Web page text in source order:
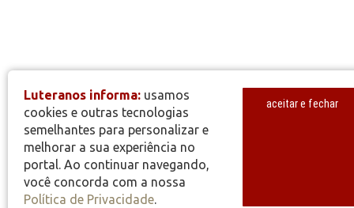
Luteranos informa: usamos
cookies e outras tecnologias
semelhantes para personalizar e
melhorar a sua experiência no
portal. Ao continuar navegando,
você concorda com a nossa
Política de Privacidade.
aceitar e fechar